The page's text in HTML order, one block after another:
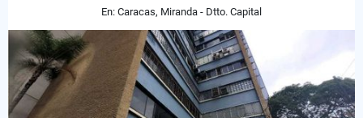
En: Caracas, Miranda - Dtto. Capital